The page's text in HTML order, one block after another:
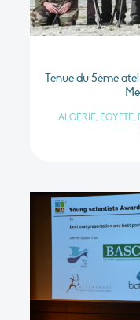
Tenue du 5ème
ALGÉRIE,